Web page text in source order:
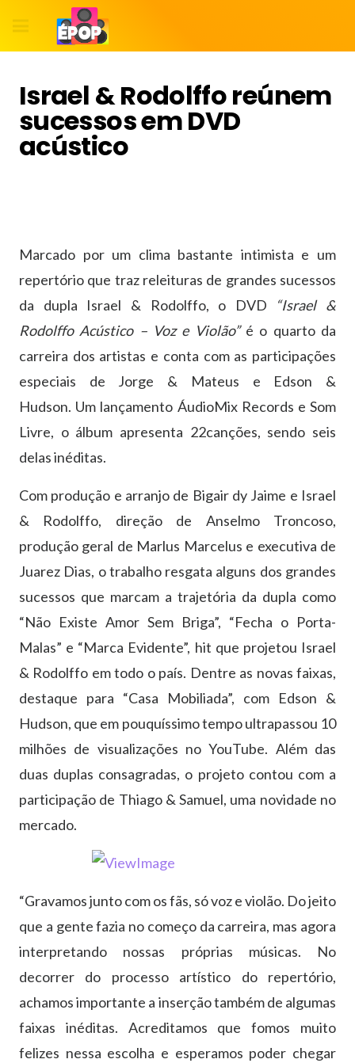
Israel & Rodolffo reúnem
sucessos em DVD
acústico
Marcado por um clima bastante intimista e um
repertório que traz releituras de grandes sucessos
da dupla Israel & Rodolffo, o DVD
“Israel &
Rodolffo Acústico – Voz e Violão”é o quarto da
carreira dos artistas e conta com as participações
especiais de Jorge & Mateus e Edson &
Hudson. Um lançamento ÁudioMix Records e Som
Livre, o álbum apresenta 22canções, sendo seis
delas inéditas.
Com produção e arranjo de Bigair dy Jaime e Israel
& Rodolffo, direção de Anselmo Troncoso,
produção geral de Marlus Marcelus e executiva de
Juarez Dias, o trabalho resgata alguns dos grandes
sucessos que marcam a trajetória da dupla como
“Não Existe Amor Sem Briga”, “Fecha o Porta-
Malas” e “Marca Evidente”, hit que projetou Israel
& Rodolffo em todo o país. Dentre as novas faixas,
destaque para “Casa Mobiliada”, com Edson &
Hudson, que em pouquíssimo tempo ultrapassou 10
milhões de visualizações no YouTube. Além das
duas duplas consagradas, o projeto contou com a
participação de Thiago & Samuel, uma novidade no
mercado.
“Gravamos junto com os fãs, só voz e violão. Do jeito
que a gente fazia no começo da carreira, mas agora
interpretando nossas próprias músicas. No
decorrer do processo artístico do repertório,
achamos importante a inserção também de algumas
faixas inéditas. Acreditamos que fomos muito
felizes nessa escolha e esperamos poder chegar